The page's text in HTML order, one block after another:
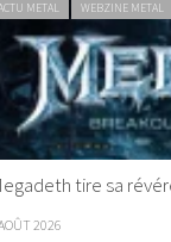
METAL WEBZINE METAL
tire sa
2026